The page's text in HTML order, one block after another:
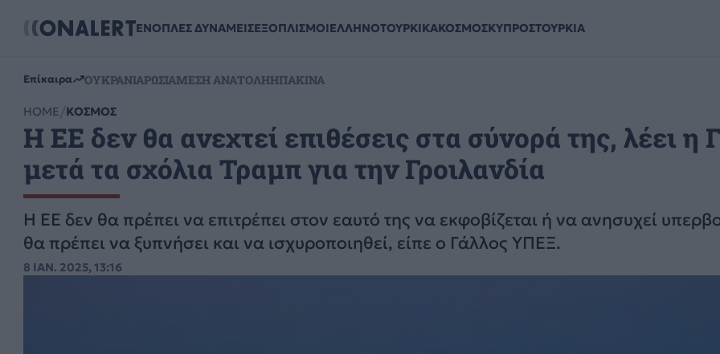
ΕΝΟΠΛΕΣ ΔΥΝΑΜΕΙΣΕΞΟΠΛΙΣΜΟΙΕΛΛΗΝΟΤΟΥΡΚΙΚΑΚΟΣΜΟΣΚΥΠΡΟΣΤΟΥΡΚΙΑ
Επίκαιρα ΟΥΚΡΑΝΙΑΡΩΣΙΑΜΕΣΗ ΑΝΑΤΟΛΗΗΠΑΚΙΝΑ
HOME ΚΟΣΜΟΣ
Η ΕΕ δεν θα ανεχτεί επιθέσεις στα σύνορά της, λέει η
μετά τα σχόλια Τραμπ για την Γροιλανδία
H ΕΕ δεν θα πρέπει να επιτρέπει στον εαυτό της να εκφοβίζεται ή να ανησυχεί
θα πρέπει να ξυπνήσει και να ισχυροποιηθεί, είπε ο Γάλλος ΥΠΕΞ.
8 ΙΑΝ. 2025, 13:16